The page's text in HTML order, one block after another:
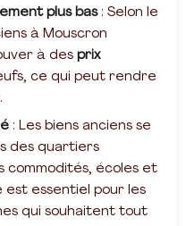
plus bas: Selon le
à Mouscron
à des prix
ce qui peut rendre
: Les biens anciens se
des quartiers
commodités, écoles et
essentiel pour les
qui souhaitent tout